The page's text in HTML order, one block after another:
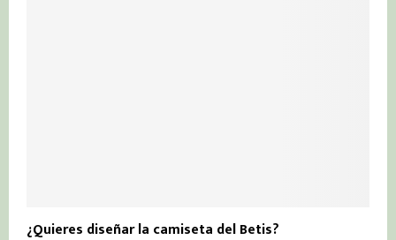
¿Quieres diseñar la camiseta del Betis?